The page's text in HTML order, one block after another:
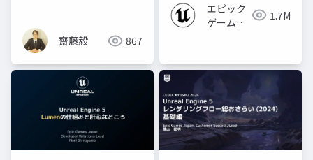
齋藤毅 867
エピック
ゲームズ
1.7M